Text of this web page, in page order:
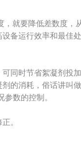
，就要降低差数度，
备运行效率和最佳
同时节省絮凝剂投
的消耗，俗话讲叫
数的控制。
。